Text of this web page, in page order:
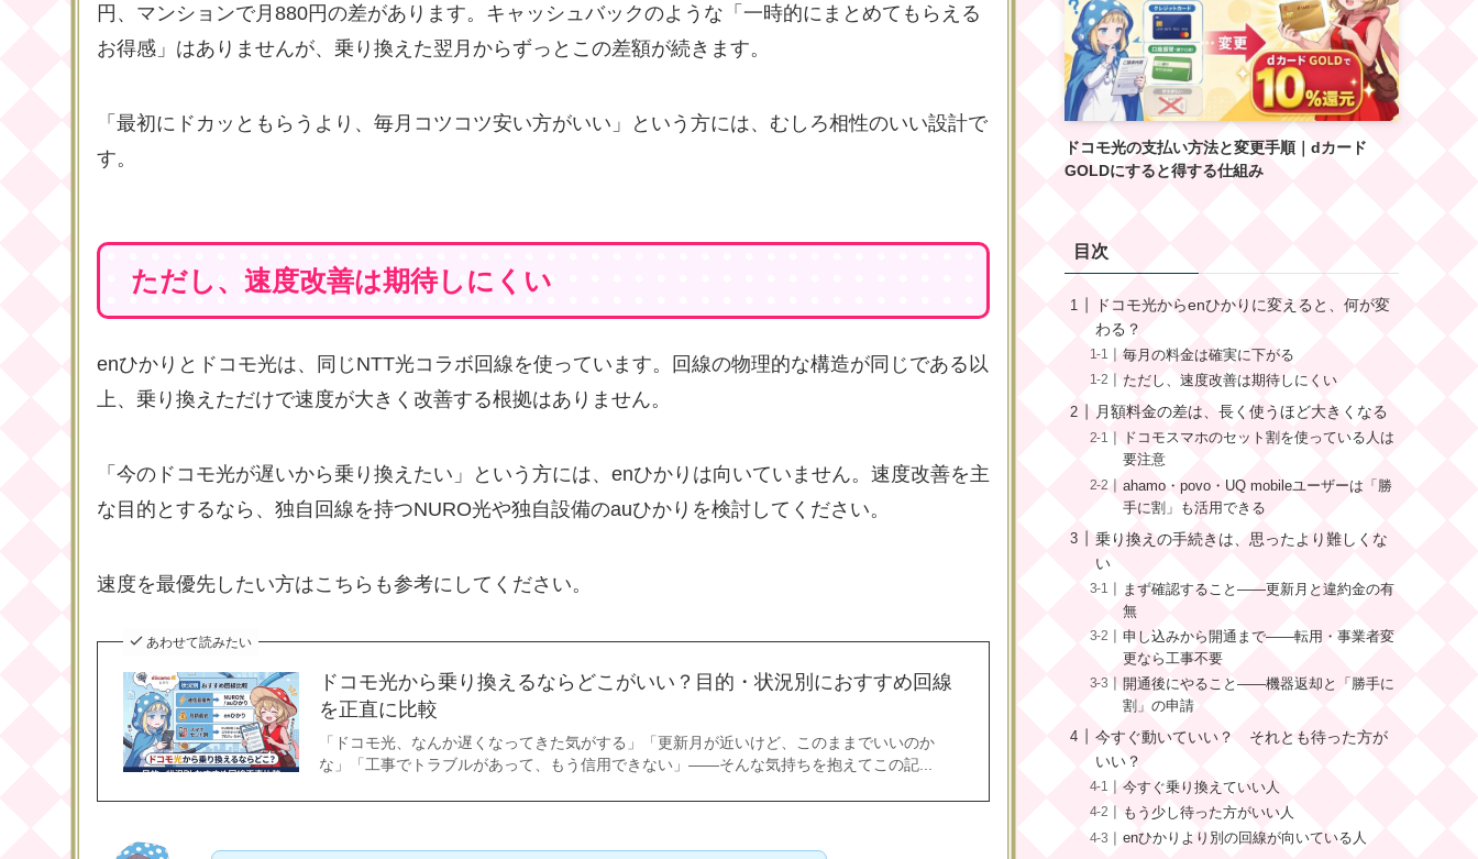
円、マンションで月880円の差があります。キャッシュバックのような「一時的にまとめてもらえる
お得感」はありませんが、乗り換えた翌月からずっとこの差額が続きます。
「最初にドカッともらうより、毎月コツコツ安い方がいい」という方には、むしろ相性のいい設計で
す。
ただし、速度改善は期待しにくい
enひかりとドコモ光は、同じNTT光コラボ回線を使っています。回線の物理的な構造が同じである以
上、乗り換えただけで速度が大きく改善する根拠はありません。
「今のドコモ光が遅いから乗り換えたい」という方には、enひかりは向いていません。速度改善を主
な目的とするなら、独自回線を持つNURO光や独自設備のauひかりを検討してください。
速度を最優先したい方はこちらも参考にしてください。
あわせて読みたい
ドコモ光から乗り換えるならどこがいい？目的・状況別におすすめ回線
を正直に比較
「ドコモ光、なんか遅くなってきた気がする」「更新月が近いけど、このままでいいのか
な」「工事でトラブルがあって、もう信用できない」――そんな気持ちを抱えてこの記...
ドコモ光の支払い方法と変更手順｜dカード
GOLDにすると得する仕組み
目次
ドコモ光からenひかりに変えると、何が変
わる？
毎月の料金は確実に下がる
ただし、速度改善は期待しにくい
月額料金の差は、長く使うほど大きくなる
ドコモスマホのセット割を使っている人は
要注意
ahamo・povo・UQ mobileユーザーは「勝
手に割」も活用できる
乗り換えの手続きは、思ったより難しくな
い
まず確認すること——更新月と違約金の有
無
申し込みから開通まで——転用・事業者変
更なら工事不要
開通後にやること——機器返却と「勝手に
割」の申請
今すぐ動いていい？ それとも待った方が
いい？
今すぐ乗り換えていい人
もう少し待った方がいい人
enひかりより別の回線が向いている人